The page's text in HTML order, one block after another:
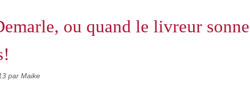
ou quand le livreur sonne
par Maike